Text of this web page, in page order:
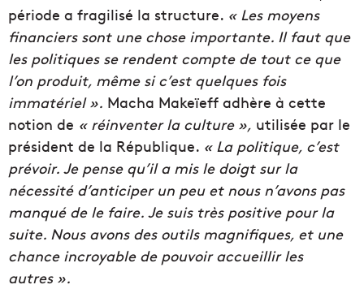
période a fragilisé la structure. « Les moyens
financiers sont une chose importante. Il faut que
les politiques se rendent compte de tout ce que
l’on produit, même si c’est quelques fois
immatériel ». Macha Makeïeff adhère à cette
notion de « réinventer la culture », utilisée par le
président de la République. « La politique, c’est
prévoir. Je pense qu’il a mis le doigt sur la
nécessité d’anticiper un peu et nous n’avons pas
manqué de le faire. Je suis très positive pour la
suite. Nous avons des outils magnifiques, et une
chance incroyable de pouvoir accueillir les
autres ».